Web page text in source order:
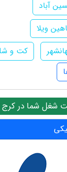
آباد
ویلا
کت و
شغل شما در کرج